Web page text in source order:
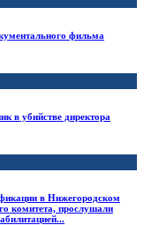
фильма
в убийстве директора
в Нижегородском
комитета, прослушали